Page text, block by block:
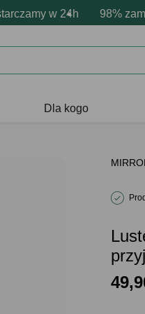
w 24h 98%
Profesjonalna i
udane prezenty
Dla kogo